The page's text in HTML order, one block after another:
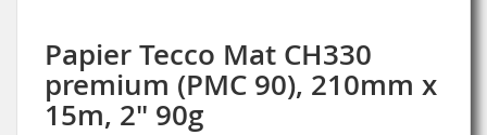
Papier Tecco Mat CH330
premium (PMC 90), 210mm x
15m, 2" 90g
Skip
to
the
beginning